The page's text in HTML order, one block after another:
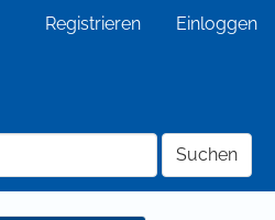
Registrieren Einloggen
Suchen